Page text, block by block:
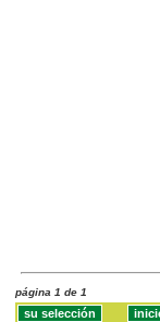
página 1 de 1